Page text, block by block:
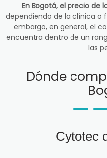
En Bogotá, el precio de
dependiendo de la clínica o
embargo, en general, el
encuentra dentro de un
las
Dónde
Cytotec